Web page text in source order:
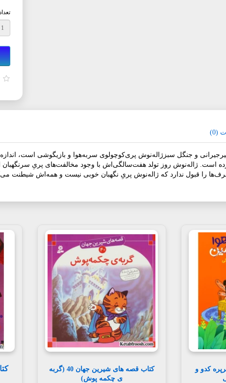
(0)
پری سر به هوا 1: جیرجیرانی و جنگل سبزژاله‌نوش پری‌کوچولوی سربه‌هوا و
است. ژاله‌نوش روز تولد هفت‌سالگی‌اش با وجود مخالفت‌های پریِ
را قبول ندارد که ژاله‌نوش پریِ نگهبان خوبی نیست و همه‌اش شیطنت
سر به هوا 3: پرپره کدو و
کتاب قصه های شیرین جهان 40 (گربه
ی چکمه پوش)